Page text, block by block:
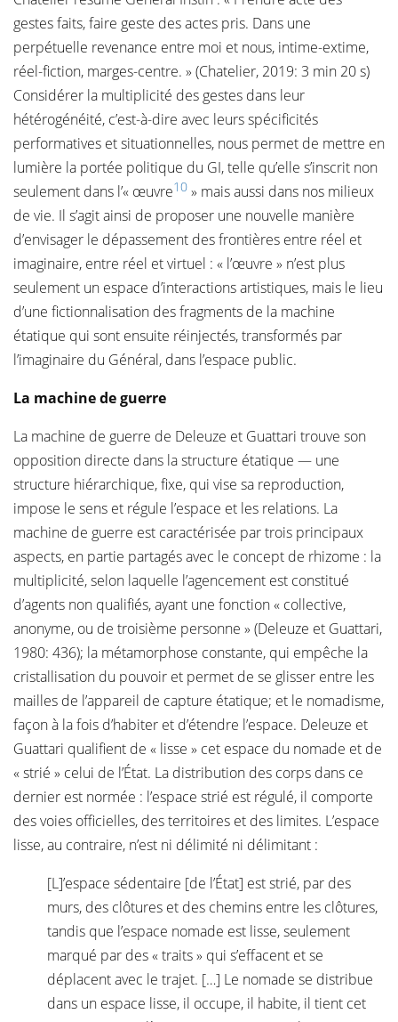
gestes faits, faire geste des actes pris. Dans une
perpétuelle revenance entre moi et nous, intime-extime,
réel-fiction, marges-centre. » (Chatelier, 2019: 3 min 20 s)
Considérer la multiplicité des gestes dans leur
hétérogénéité, c’est-à-dire avec leurs spécificités
performatives et situationnelles, nous permet de mettre en
lumière la portée politique du GI, telle qu’elle s’inscrit non
seulement dans l’« œuvre10 » mais aussi dans nos milieux
de vie. Il s’agit ainsi de proposer une nouvelle manière
d’envisager le dépassement des frontières entre réel et
imaginaire, entre réel et virtuel : « l’œuvre » n’est plus
seulement un espace d’interactions artistiques, mais le lieu
d’une fictionnalisation des fragments de la machine
étatique qui sont ensuite réinjectés, transformés par
l’imaginaire du Général, dans l’espace public.
La machine de guerre
La machine de guerre de Deleuze et Guattari trouve son
opposition directe dans la structure étatique — une
structure hiérarchique, fixe, qui vise sa reproduction,
impose le sens et régule l’espace et les relations. La
machine de guerre est caractérisée par trois principaux
aspects, en partie partagés avec le concept de rhizome : la
multiplicité, selon laquelle l’agencement est constitué
d’agents non qualifiés, ayant une fonction « collective,
anonyme, ou de troisième personne » (Deleuze et Guattari,
1980: 436); la métamorphose constante, qui empêche la
cristallisation du pouvoir et permet de se glisser entre les
mailles de l’appareil de capture étatique; et le nomadisme,
façon à la fois d’habiter et d’étendre l’espace. Deleuze et
Guattari qualifient de « lisse » cet espace du nomade et de
« strié » celui de l’État. La distribution des corps dans ce
dernier est normée : l’espace strié est régulé, il comporte
des voies officielles, des territoires et des limites. L’espace
lisse, au contraire, n’est ni délimité ni délimitant :
[L]’espace sédentaire [de l’État] est strié, par des
murs, des clôtures et des chemins entre les clôtures,
tandis que l’espace nomade est lisse, seulement
marqué par des « traits » qui s’effacent et se
déplacent avec le trajet. […] Le nomade se distribue
dans un espace lisse, il occupe, il habite, il tient cet